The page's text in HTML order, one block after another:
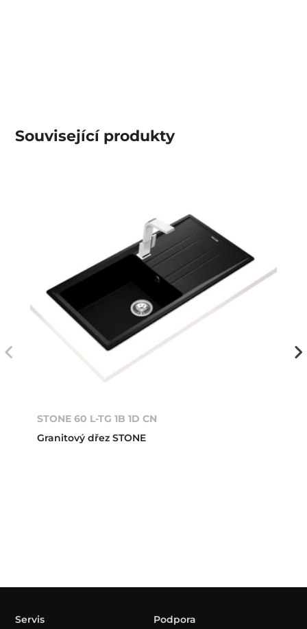
Související produkty
STONE 60 L-TG 1B 1D CN
Granitový dřez STONE
Servis Podpora